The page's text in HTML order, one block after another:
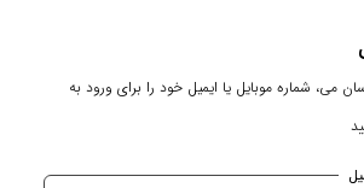
می، شماره موبایل یا ایمیل خود را برای ورود به